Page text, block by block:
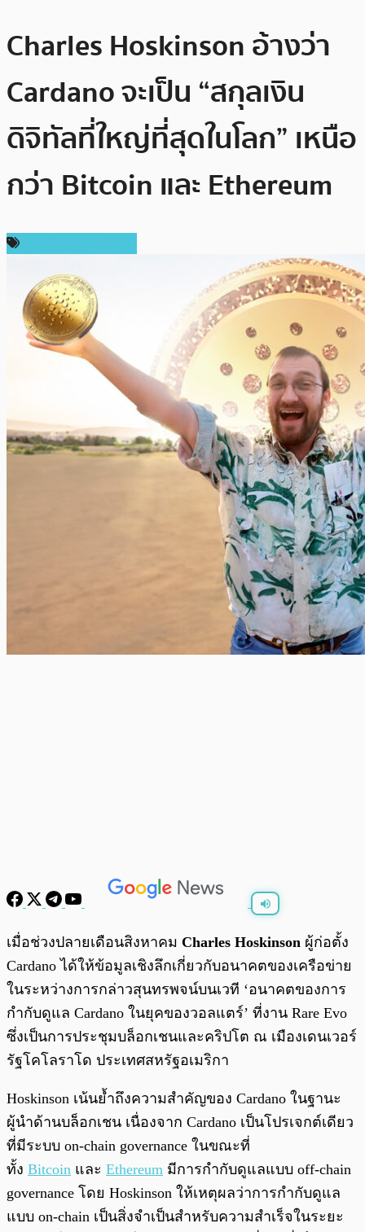
Charles Hoskinson อ้างว่า
Cardano จะเป็น “สกุลเงิน
ดิจิทัลที่ใหญ่ที่สุดในโลก” เหนือ
กว่า Bitcoin และ Ethereum
พร้อมเล่น /0:00
เมื่อช่วงปลายเดือนสิงหาคม Charles Hoskinson ผู้ก่อตั้ง
Cardano ได้ให้ข้อมูลเชิงลึกเกี่ยวกับอนาคตของเครือข่าย
ในระหว่างการกล่าวสุนทรพจน์บนเวที ‘อนาคตของการ
กำกับดูแล Cardano ในยุคของวอลแตร์’ ที่งาน Rare Evo
ซึ่งเป็นการประชุมบล็อกเชนและคริปโต ณ เมืองเดนเวอร์
รัฐโคโลราโด ประเทศสหรัฐอเมริกา
Hoskinson เน้นย้ำถึงความสำคัญของ Cardano ในฐานะ
ผู้นำด้านบล็อกเชน เนื่องจาก Cardano เป็นโปรเจกต์เดียว
ที่มีระบบ on-chain governance ในขณะที่
ทั้ง Bitcoin และ Ethereum มีการกำกับดูแลแบบ off-chain
governance โดย Hoskinson ให้เหตุผลว่าการกำกับดูแล
แบบ on-chain เป็นสิ่งจำเป็นสำหรับความสำเร็จในระยะ